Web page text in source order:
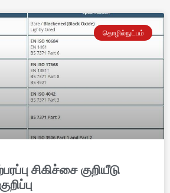
தொழில்நுட்பம்
சிகிச்சை குறியீடு